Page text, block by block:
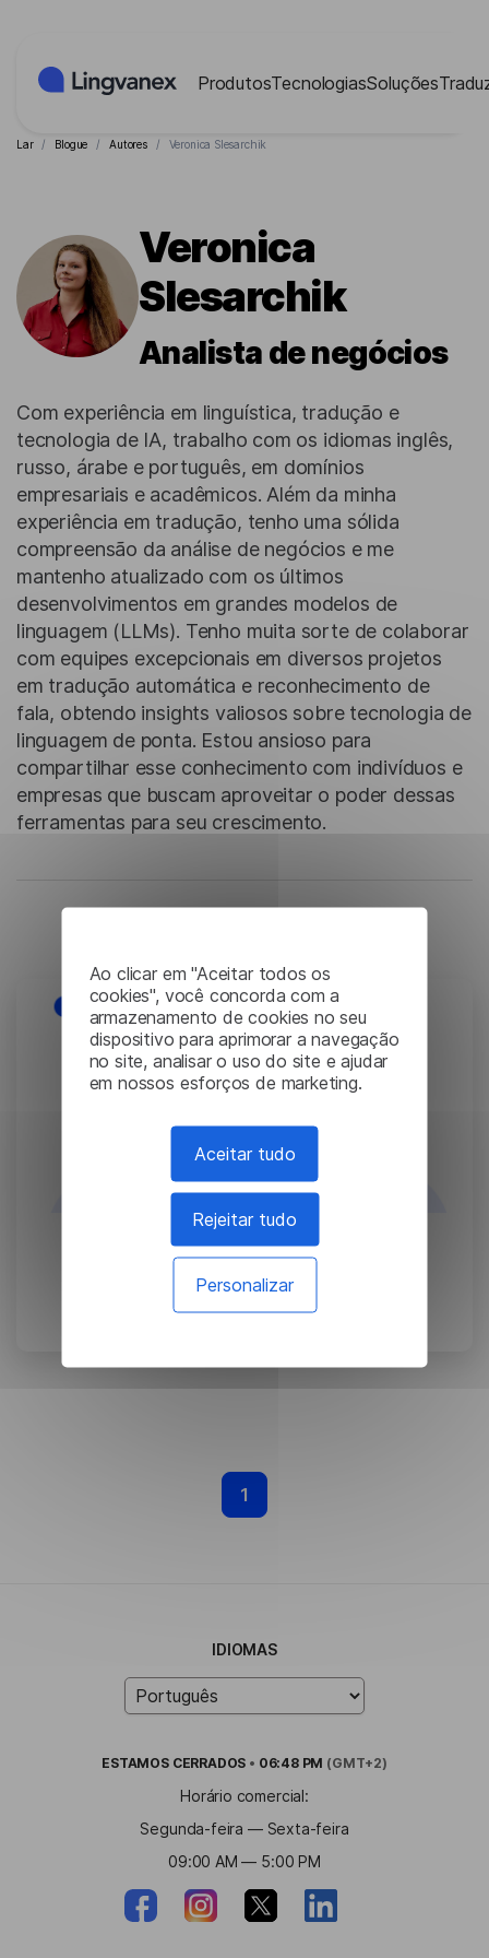
Ao clicar em "Aceitar todos os
cookies", você concorda com a
armazenamento de cookies no seu
dispositivo para aprimorar a navegação
no site, analisar o uso do site e ajudar
em nossos esforços de marketing.
Aceitar tudo
Rejeitar tudo
Personalizar
ProdutosTecnologiasSoluções
Lar / Blogue / Autores / Veronica Slesarchik
Veronica
Slesarchik
Analista de negócios
Com experiência em linguística, tradução e
tecnologia de IA, trabalho com os idiomas inglês,
russo, árabe e português, em domínios
empresariais e acadêmicos. Além da minha
experiência em tradução, tenho uma sólida
compreensão da análise de negócios e me
mantenho atualizado com os últimos
desenvolvimentos em grandes modelos de
linguagem (LLMs). Tenho muita sorte de colaborar
com equipes excepcionais em diversos projetos
em tradução automática e reconhecimento de
fala, obtendo insights valiosos sobre tecnologia de
linguagem de ponta. Estou ansioso para
compartilhar esse conhecimento com indivíduos e
empresas que buscam aproveitar o poder dessas
ferramentas para seu crescimento.
O que é tradução
automática?
1
IDIOMAS
ESTAMOS CERRADOS • 06:48 PM (GMT+2)
Horário comercial:
Segunda-feira — Sexta-feira
09:00 AM — 5:00 PM